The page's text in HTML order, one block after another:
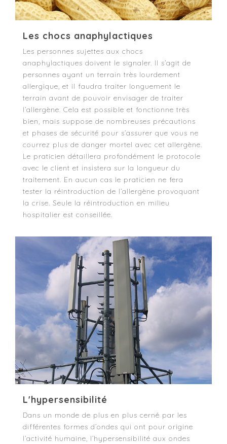
Les chocs anaphylactiques
Les personnes sujettes aux chocs
anaphylactiques doivent le signaler. Il s’agit de
personnes ayant un terrain très lourdement
allergique, et il faudra traiter longuement le
terrain avant de pouvoir envisager de traiter
l’allergène. Cela est possible et fonctionne très
bien, mais suppose de nombreuses précautions
et phases de sécurité pour s’assurer que vous ne
courrez plus de danger mortel avec cet allergène.
Le praticien détaillera profondément le protocole
avec le client et insistera sur la longueur du
traitement. En aucun cas le praticien ne fera
tester la réintroduction de l’allergène provoquant
la crise. Seule la réintroduction en milieu
hospitalier est conseillée.
L'hypersensibilité
Dans un monde de plus en plus cerné par les
différentes formes d’ondes qui ont pour origine
l’activité humaine, l’hypersensibilité aux ondes